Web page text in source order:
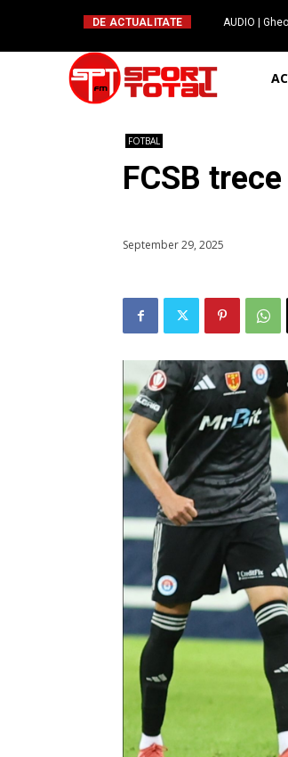
DE ACTUALITATE
AUDIO |
FOTBAL
FCSB
September 29, 2025